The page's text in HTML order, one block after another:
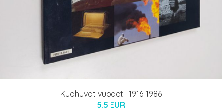
Kuohuvat vuodet : 1916-1986
5.5 EUR